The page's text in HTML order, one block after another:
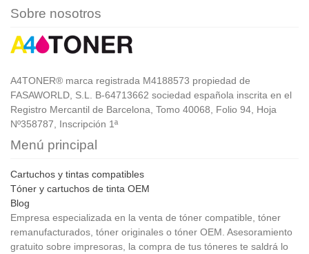
Sobre nosotros
A4TONER® marca registrada M4188573 propiedad de
FASAWORLD, S.L. B-64713662 sociedad española inscrita en el
Registro Mercantil de Barcelona, Tomo 40068, Folio 94, Hoja
Nº358787, Inscripción 1ª
Menú principal
Cartuchos y tintas compatibles
Tóner y cartuchos de tinta OEM
Blog
Empresa especializada en la venta de tóner compatible, tóner
remanufacturados, tóner originales o tóner OEM. Asesoramiento
gratuito sobre impresoras, la compra de tus tóneres te saldrá lo